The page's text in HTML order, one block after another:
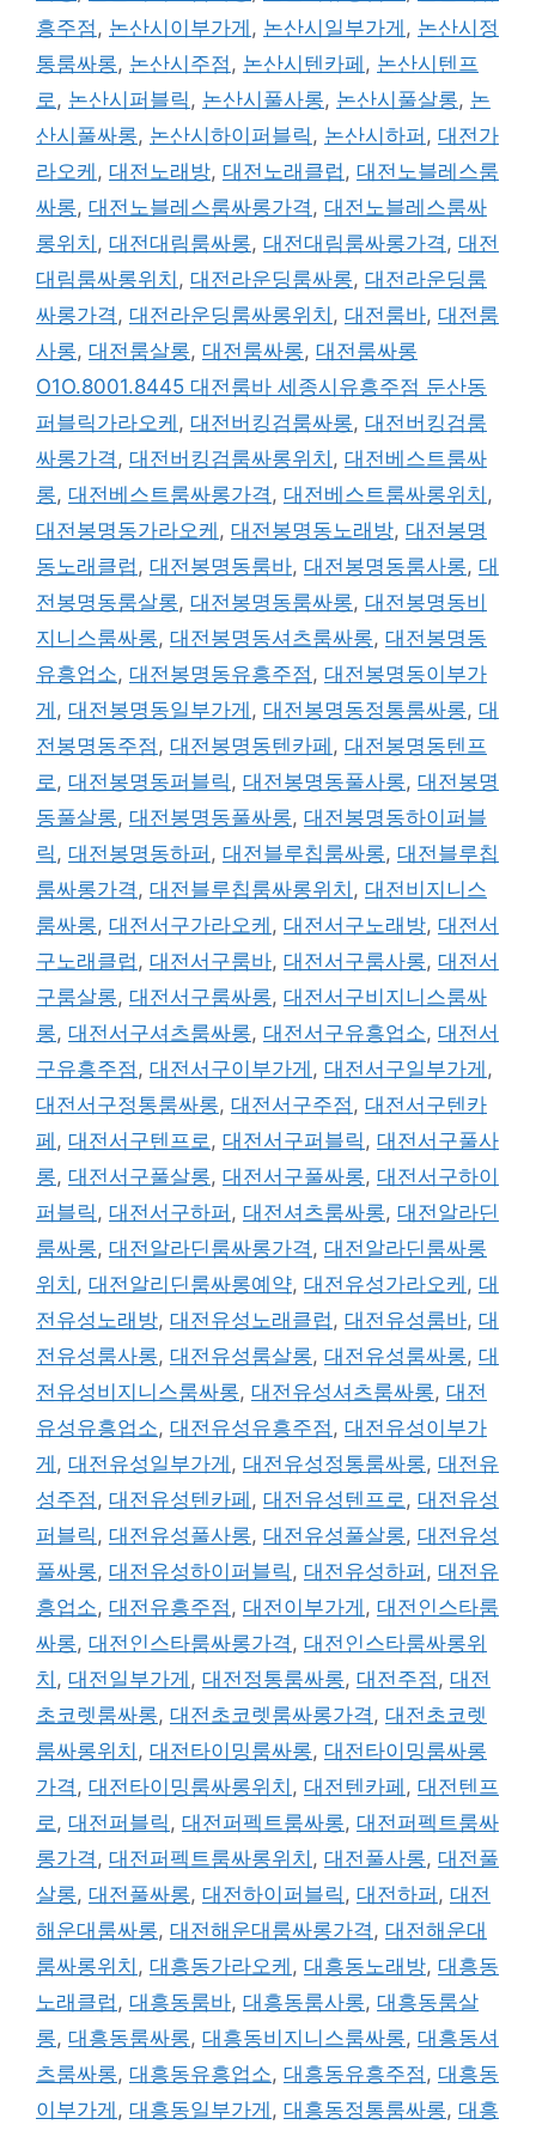
흥주점 , 논산시이부가게 , 논산시일부가게 , 논산시정
통룸싸롱, 논산시주점 , 논산시텐카페 , 논산시텐프
로 , 논산시퍼블릭 , 논산시풀사롱, 논산시풀살롱, 논
산시풀싸롱, 논산시하이퍼블릭 , 논산시하퍼 , 대전가
라오케 , 대전노래방, 대전노래클럽 , 대전노블레스룸
싸롱, 대전노블레스룸싸롱가격 , 대전노블레스룸싸
롱위치 , 대전대림룸싸롱, 대전대림룸싸롱가격 , 대전
대림룸싸롱위치 , 대전라운딩룸싸롱, 대전라운딩룸
싸롱가격 , 대전라운딩룸싸롱위치 , 대전룸바, 대전룸
사롱, 대전룸살롱, 대전룸싸롱, 대전룸싸롱
O1O.8001.8445 대전룸바 세종시유흥주점 둔산동
퍼블릭가라오케 , 대전버킹검룸싸롱, 대전버킹검룸
싸롱가격 , 대전버킹검룸싸롱위치 , 대전베스트룸싸
롱, 대전베스트룸싸롱가격 , 대전베스트룸싸롱위치 ,
대전봉명동가라오케 , 대전봉명동노래방, 대전봉명
동노래클럽 , 대전봉명동룸바, 대전봉명동룸사롱, 대
전봉명동룸살롱, 대전봉명동룸싸롱, 대전봉명동비
지니스룸싸롱, 대전봉명동셔츠룸싸롱, 대전봉명동
유흥업소, 대전봉명동유흥주점 , 대전봉명동이부가
게 , 대전봉명동일부가게 , 대전봉명동정통룸싸롱, 대
전봉명동주점 , 대전봉명동텐카페 , 대전봉명동텐프
로 , 대전봉명동퍼블릭 , 대전봉명동풀사롱, 대전봉명
동풀살롱, 대전봉명동풀싸롱, 대전봉명동하이퍼블
릭 , 대전봉명동하퍼 , 대전블루칩룸싸롱, 대전블루칩
룸싸롱가격 , 대전블루칩룸싸롱위치 , 대전비지니스
룸싸롱, 대전서구가라오케 , 대전서구노래방, 대전서
구노래클럽 , 대전서구룸바, 대전서구룸사롱, 대전서
구룸살롱, 대전서구룸싸롱, 대전서구비지니스룸싸
롱, 대전서구셔츠룸싸롱, 대전서구유흥업소, 대전서
구유흥주점 , 대전서구이부가게 , 대전서구일부가게 ,
대전서구정통룸싸롱, 대전서구주점 , 대전서구텐카
페 , 대전서구텐프로 , 대전서구퍼블릭 , 대전서구풀사
롱, 대전서구풀살롱, 대전서구풀싸롱, 대전서구하이
퍼블릭 , 대전서구하퍼 , 대전셔츠룸싸롱, 대전알라딘
룸싸롱, 대전알라딘룸싸롱가격 , 대전알라딘룸싸롱
위치 , 대전알리딘룸싸롱예약, 대전유성가라오케 , 대
전유성노래방, 대전유성노래클럽 , 대전유성룸바, 대
전유성룸사롱, 대전유성룸살롱, 대전유성룸싸롱, 대
전유성비지니스룸싸롱, 대전유성셔츠룸싸롱, 대전
유성유흥업소, 대전유성유흥주점 , 대전유성이부가
게 , 대전유성일부가게 , 대전유성정통룸싸롱, 대전유
성주점 , 대전유성텐카페 , 대전유성텐프로 , 대전유성
퍼블릭 , 대전유성풀사롱, 대전유성풀살롱, 대전유성
풀싸롱, 대전유성하이퍼블릭 , 대전유성하퍼 , 대전유
흥업소, 대전유흥주점 , 대전이부가게 , 대전인스타룸
싸롱, 대전인스타룸싸롱가격 , 대전인스타룸싸롱위
치 , 대전일부가게 , 대전정통룸싸롱, 대전주점 , 대전
초코렛룸싸롱, 대전초코렛룸싸롱가격 , 대전초코렛
룸싸롱위치 , 대전타이밍룸싸롱, 대전타이밍룸싸롱
가격 , 대전타이밍룸싸롱위치 , 대전텐카페 , 대전텐프
로 , 대전퍼블릭 , 대전퍼펙트룸싸롱, 대전퍼펙트룸싸
롱가격 , 대전퍼펙트룸싸롱위치 , 대전풀사롱, 대전풀
살롱, 대전풀싸롱, 대전하이퍼블릭 , 대전하퍼 , 대전
해운대룸싸롱, 대전해운대룸싸롱가격 , 대전해운대
룸싸롱위치 , 대흥동가라오케 , 대흥동노래방, 대흥동
노래클럽 , 대흥동룸바, 대흥동룸사롱, 대흥동룸살
롱, 대흥동룸싸롱, 대흥동비지니스룸싸롱, 대흥동셔
츠룸싸롱, 대흥동유흥업소, 대흥동유흥주점 , 대흥동
이부가게 , 대흥동일부가게 , 대흥동정통룸싸롱, 대흥